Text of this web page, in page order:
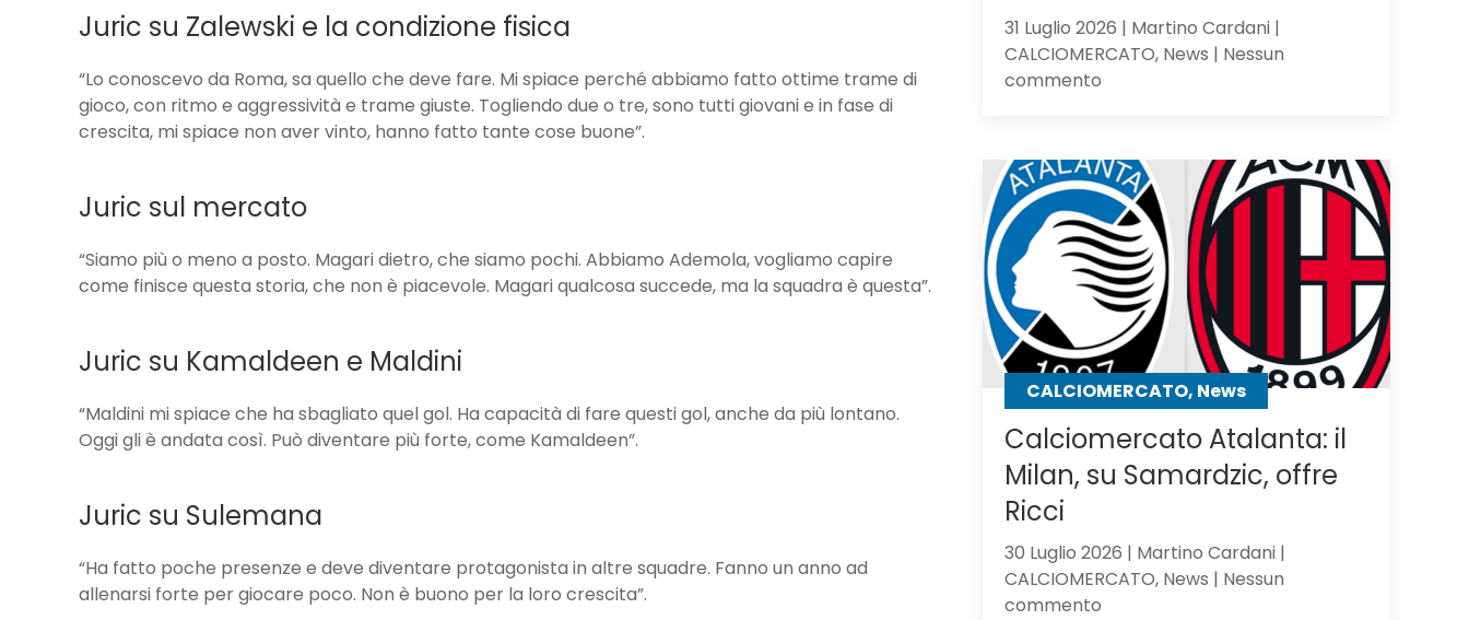
Juric su Zalewski e la condizione fisica
“Lo conoscevo da Roma, sa quello che deve fare. Mi spiace perché abbiamo fatto ottime trame di
gioco, con ritmo e aggressività e trame giuste. Togliendo due o tre, sono tutti giovani e in fase di
crescita, mi spiace non aver vinto, hanno fatto tante cose buone”.
Juric sul mercato
“Siamo più o meno a posto. Magari dietro, che siamo pochi. Abbiamo Ademola, vogliamo capire
come finisce questa storia, che non è piacevole. Magari qualcosa succede, ma la squadra è questa”.
Juric su Kamaldeen e Maldini
“Maldini mi spiace che ha sbagliato quel gol. Ha capacità di fare questi gol, anche da più lontano.
Oggi gli è andata così. Può diventare più forte, come Kamaldeen”.
Juric su Sulemana
“Ha fatto poche presenze e deve diventare protagonista in altre squadre. Fanno un anno ad
allenarsi forte per giocare poco. Non è buono per la loro crescita”.
31 Luglio 2026 | Martino Cardani |
CALCIOMERCATO, News | Nessun
commentosu
di
Sarri,
verso
l’Atalanta:
il
mister
lo
chiama
CALCIOMERCATO, News
Calciomercato Atalanta: il
Milan, su Samardzic, offre
Ricci
30 Luglio 2026 | Martino Cardani |
CALCIOMERCATO, News | Nessun
commentosu